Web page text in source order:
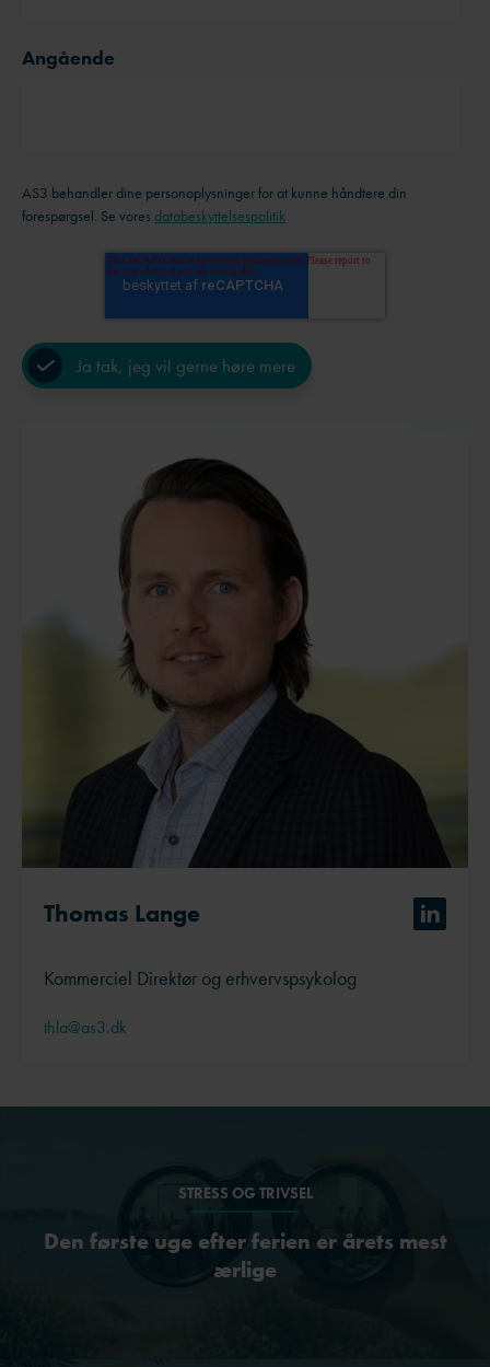
Angående
AS3 behandler dine personoplysninger for at kunne håndtere din
forespørgsel. Se vores databeskyttelsespolitik
Thomas Lange
Kommerciel Direktør og erhvervspsykolog
thla@as3.dk
STRESS OG TRIVSEL
Den første uge efter ferien er årets mest
ærlige